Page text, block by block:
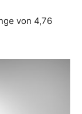
von 4,76